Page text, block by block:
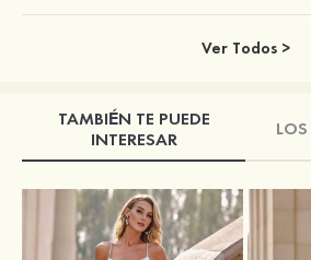
Ver Todos >
TAMBIÉN TE PUEDE
INTERESAR